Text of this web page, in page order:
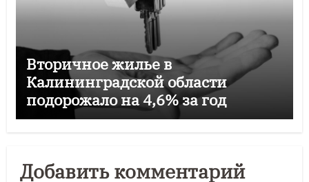
Вторичное жилье в
Калининградской области
подорожало на 4,6% за год
Добавить комментарий